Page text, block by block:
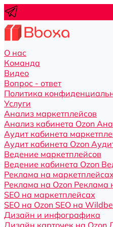
О нас
Команда
Видео
Вопрос - ответ
Политика
Услуги
Анализ маркетплейсов
Анализ кабинета Ozon
Аудит кабинета
Аудит кабинета Ozon
Ведение маркетплейсов
Ведение кабинета Ozon
Реклама на
Реклама на Ozon Реклама
SEO на маркетплейсах
SEO на Ozon SEO на
Дизайн и инфографика
Дизайн карточек на Ozon